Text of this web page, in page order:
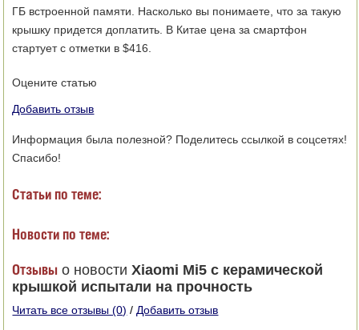
ГБ встроенной памяти. Насколько вы понимаете, что за такую
крышку придется доплатить. В Китае цена за смартфон
стартует с отметки в $416.
Оцените статью
Добавить отзыв
Информация была полезной? Поделитесь ссылкой в соцсетях!
Спасибо!
Статьи по теме:
Новости по теме:
Отзывы о новостиXiaomi Mi5 с керамической
крышкой испытали на прочность
Читать все отзывы (0) / Добавить отзыв